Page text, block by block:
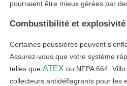
pourraient être mieux gérées par
Combustibilité et explosivité
Certaines poussières peuvent
Assurez-vous que votre système
telles queATEX ou NFPA 664.
collecteurs antidéflagrants pour les